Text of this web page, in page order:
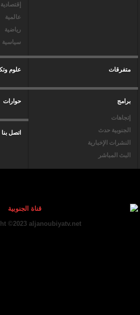
إقتصادية
عالمية
رياضية
سياسية
متفرقات علوم
برامج
إتجاهات
الجنوبية حدث
النشرات الإخبارية
البث المباشر
حوارات
اتصل بنا
©2023 aljanoubiyatv.net